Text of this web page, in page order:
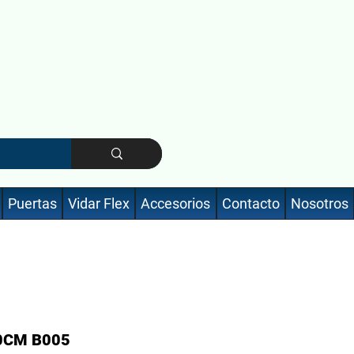
Puertas Vidar Flex Accesorios Contacto Nosotros
B005